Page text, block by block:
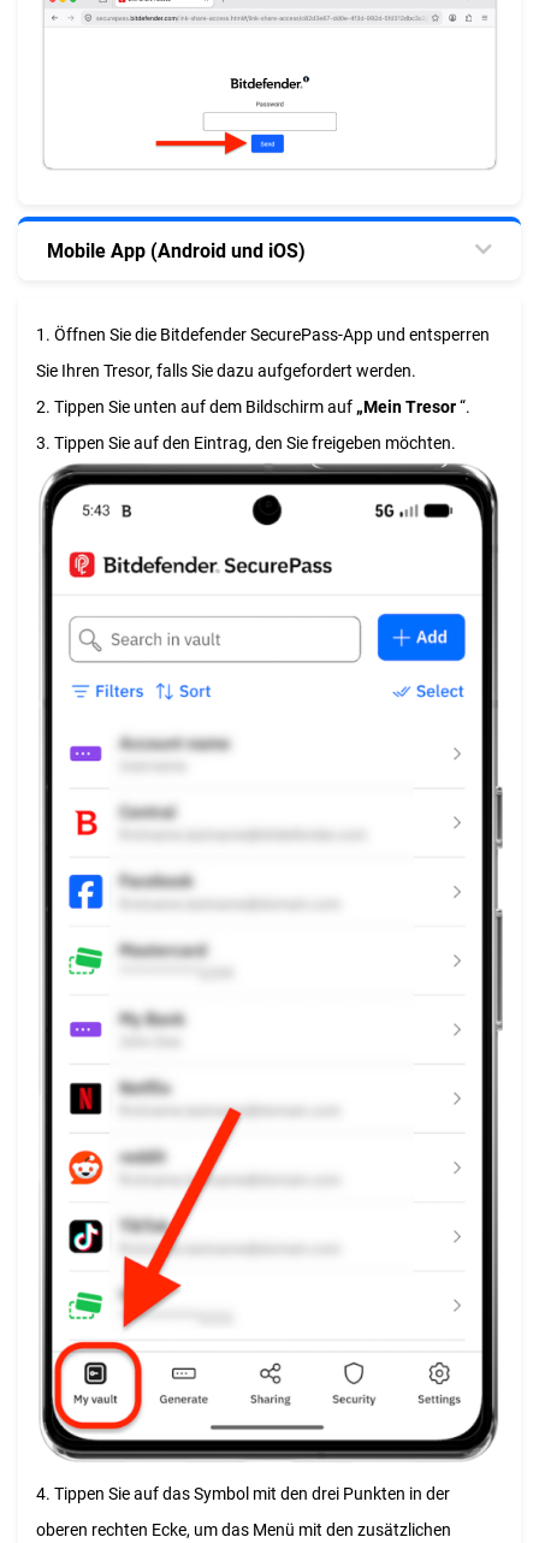
Mobile App (Android und iOS)
1. Öffnen Sie die Bitdefender SecurePass-App und entsperren
Sie Ihren Tresor, falls Sie dazu aufgefordert werden.
2. Tippen Sie unten auf dem Bildschirm auf „Mein Tresor“.
3. Tippen Sie auf den Eintrag, den Sie freigeben möchten.
4. Tippen Sie auf das Symbol mit den drei Punkten in der
oberen rechten Ecke, um das Menü mit den zusätzlichen